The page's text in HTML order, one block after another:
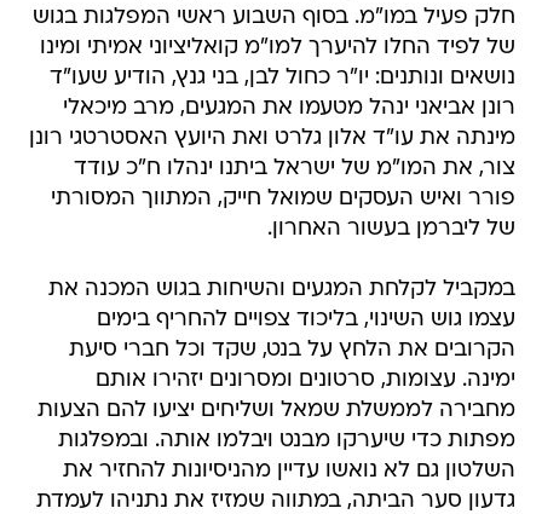
חלק פעיל במו"מ. בסוף השבוע ראשי המפלגות בגוש
של לפיד החלו להיערך למו"מ קואליציוני אמיתי ומינו
נושאים ונותנים: יו"ר כחול לבן, בני גנץ, הודיע שעו"ד
רונן אביאני ינהל מטעמו את המגעים, מרב מיכאלי
מינתה את עו"ד אלון גלרט ואת היועץ האסטרטגי רונן
צור, את המו"מ של ישראל ביתנו ינהלו ח"כ עודד
פורר ואיש העסקים שמואל חייק, המתווך המסורתי
של ליברמן בעשור האחרון.
במקביל לקלחת המגעים והשיחות בגוש המכנה את
עצמו גוש השינוי, בליכוד צפויים להחריף בימים
הקרובים את הלחץ על בנט, שקד וכל חברי סיעת
ימינה. עצומות, סרטונים ומסרונים יזהירו אותם
מחבירה לממשלת שמאל ושליחים יציעו להם הצעות
מפתות כדי שיערקו מבנט ויבלמו אותה. ובמפלגות
השלטון גם לא נואשו עדיין מהניסיונות להחזיר את
גדעון סער הביתה, במתווה שמזיז את נתניהו לעמדת